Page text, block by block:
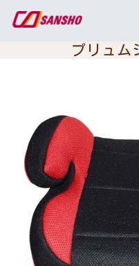
プリュム